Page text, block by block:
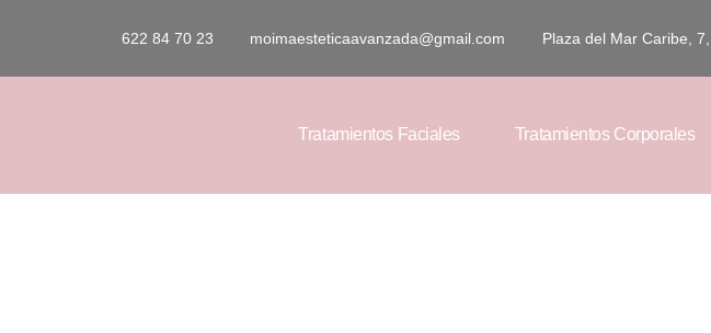
622 84 70 23 moimaesteticaavanzada@gmail.com Plaza del Mar Caribe,
Tratamientos Faciales Tratamientos Corporales